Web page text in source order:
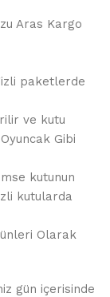
Aras Kargo
paketlerde
ve kutu
Gibi
kutunun
kutularda
Olarak
gün içerisinde